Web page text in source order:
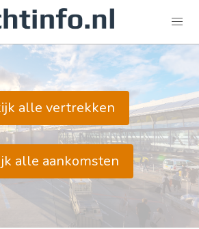
alle vertrekken
alle aankomsten